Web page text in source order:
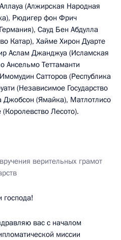
(Алжирская Народная
Рюдигер фон Фрич
Сауд Бен Абдулла
Катар), Хайме Хирон Дуарте
Аслам Джанджуа (Исламская
Ансельмо Теттаманти
Сатторов (Республика
(Независимое Государство
(Ямайка), Матлотлисо
Лесото).
верительных грамот
вас с началом
миссии